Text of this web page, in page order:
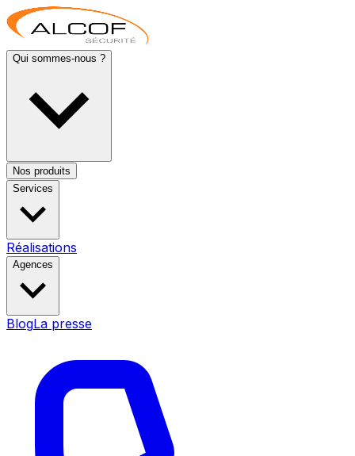
Qui sommes-nous ?
Nos produits
Services
Réalisations
Agences
BlogLa presse